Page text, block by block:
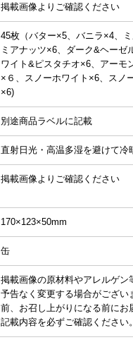
掲載画像よりご確認ください
45枚（バター×5、バニラ×4、
ミアナッツ×6、ダーク&ヘーゼ
ワイト&ピスタチオ×6、アーモ
×６、スノーホワイト×6、スノ
×6)
別途商品ラベルに記載
直射日光・高温多湿を避けて冷
掲載画像よりご確認ください
170×123×50mm
缶
掲載画像の原材料やアレルゲン
予告なく変更する場合がござい
前、お召し上がりになる前にお
記載内容を必ずご確認ください。